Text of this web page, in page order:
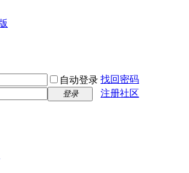
自动登录 找回密码
登录
注册社区